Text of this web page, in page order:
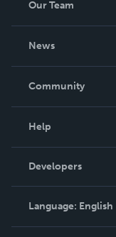
Our Team
News
In The News
Community
Podcast
Help
Order Lookup
Knowledge Base
Contact Support
Developers
Language: English